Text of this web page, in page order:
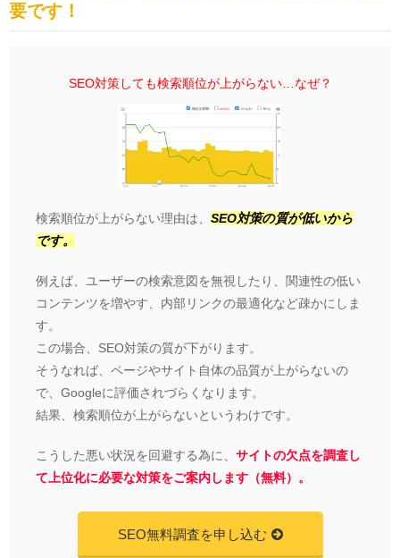
要です！
SEO対策しても検索順位が上がらない…なぜ？
検索順位が上がらない理由は、 SEO対策の質が低いから
です。
例えば、ユーザーの検索意図を無視したり、関連性の低い
コンテンツを増やす、内部リンクの最適化など疎かにしま
す。
この場合、SEO対策の質が下がります。
そうなれば、ページやサイト自体の品質が上がらないの
で、Googleに評価されづらくなります。
結果、検索順位が上がらないというわけです。
こうした悪い状況を回避する為に、 サイトの欠点を調査し
て上位化に必要な対策をご案内します（無料）。
SEO無料調査を申し込む